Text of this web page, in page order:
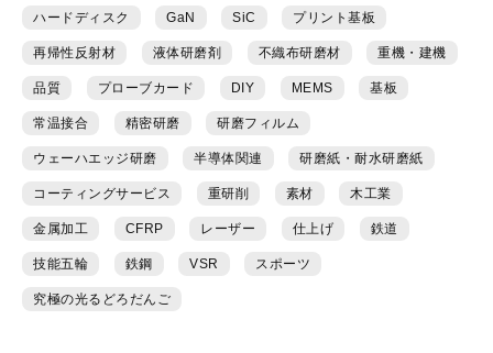
ハードディスク GaN SiC プリント基板
再帰性反射材 液体研磨剤 不織布研磨材 重機・建機
品質 プローブカード DIY MEMS 基板
常温接合 精密研磨 研磨フィルム
ウェーハエッジ研磨 半導体関連 研磨紙・耐水研磨紙
コーティングサービス 重研削 素材 木工業
金属加工 CFRP レーザー 仕上げ 鉄道
技能五輪 鉄鋼 VSR スポーツ
究極の光るどろだんご